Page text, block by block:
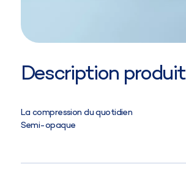
Description produit
La compression du quotidien
Semi-opaque